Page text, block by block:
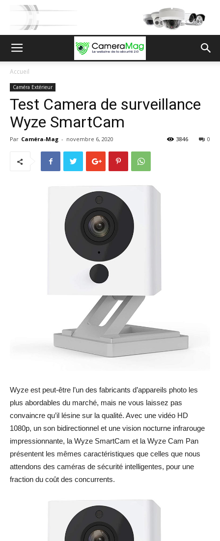
Accueil
Caméra Extérieur
Test Camera de surveillance
Wyze SmartCam
Par Caméra-Mag - novembre 6, 2020 0
3846
Wyze est peut-être l’un des fabricants d’appareils photo les
plus abordables du marché, mais ne vous laissez pas
convaincre qu’il lésine sur la qualité. Avec une vidéo HD
1080p, un son bidirectionnel et une vision nocturne infrarouge
impressionnante, la Wyze SmartCam et la Wyze Cam Pan
présentent les mêmes caractéristiques que celles que nous
attendons des caméras de sécurité intelligentes, pour une
fraction du coût des concurrents.